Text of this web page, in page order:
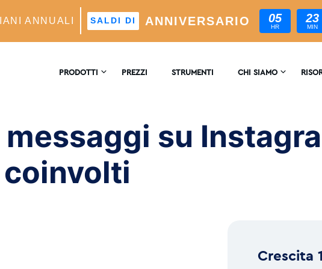
ANNUALI ANNIVERSARIO
SALDI DI 05
HR
23
MIN
PRODOTTI
Di Crescita Automatico Alimentato Dall'intelligenza
E Analisi In Tempo Reale
PREZZI STRUMENTI CHI SIAMO
RECENSIONI BLOG
su
Crescita